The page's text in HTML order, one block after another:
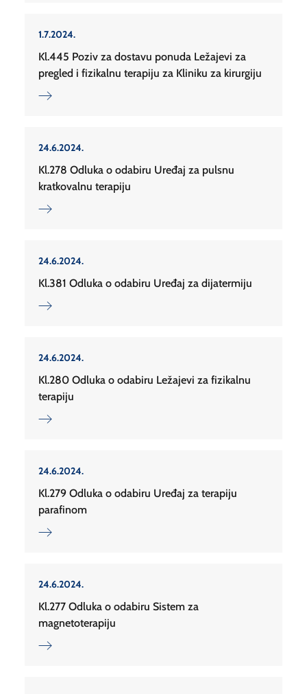
1.7.2024.
Kl.445 Poziv za dostavu ponuda Ležajevi za
pregled i fizikalnu terapiju za Kliniku za kirurgiju
24.6.2024.
Kl.278 Odluka o odabiru Uređaj za pulsnu
kratkovalnu terapiju
24.6.2024.
Kl.381 Odluka o odabiru Uređaj za dijatermiju
24.6.2024.
Kl.280 Odluka o odabiru Ležajevi za fizikalnu
terapiju
24.6.2024.
Kl.279 Odluka o odabiru Uređaj za terapiju
parafinom
24.6.2024.
Kl.277 Odluka o odabiru Sistem za
magnetoterapiju